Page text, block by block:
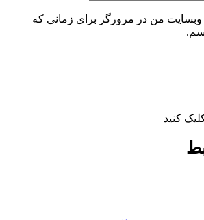
وبسایت من در مرورگر برای زمانی که
کنید